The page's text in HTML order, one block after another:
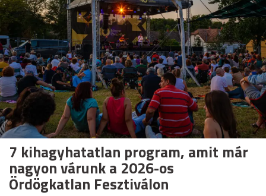
7 kihagyhatatlan program, amit már
nagyon várunk a 2026-os
Ördögkatlan Fesztiválon